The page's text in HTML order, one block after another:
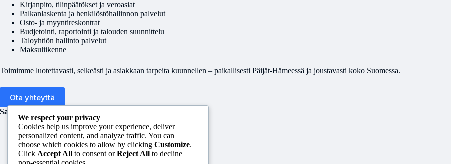
Kirjanpito, tilinpäätökset ja veroasiat
Palkanlaskenta ja henkilöstöhallinnon palvelut
Osto- ja myyntireskontrat
Budjetointi, raportointi ja talouden suunnittelu
Taloyhtiön hallinto palvelut
Maksuliikenne
Toimimme luotettavasti, selkeästi ja asiakkaan tarpeita kuunnellen – paikallisesti Päijät-Hämeessä ja joustavasti koko Suomessa.
Ota yhteyttä
Saimalaskenta Oy – Me huolehdimme, sinä onnistut.
We respect your privacy
Cookies help us improve your experience, deliver
personalized content, and analyze traffic. You can
choose which cookies to allow by clicking Customize.
Click Accept All to consent orReject All to decline